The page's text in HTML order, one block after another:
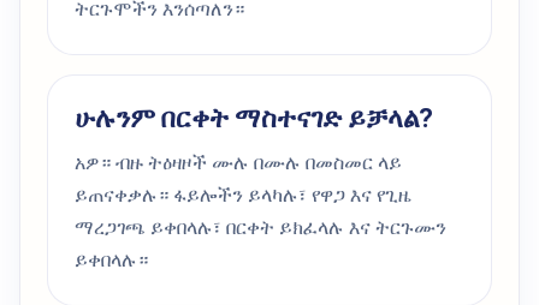
ትርጉሞችን እንሰጣለን።
ሁሉንም በርቀት ማስተናገድ ይቻላል?
አዎ። ብዙ ትዕዛዞች ሙሉ በሙሉ በመስመር ላይ
ይጠናቀቃሉ። ፋይሎችን ይላካሉ፣ የዋጋ እና የጊዜ
ማረጋገጫ ይቀበላሉ፣ በርቀት ይክፈላሉ እና ትርጉሙን
ይቀበላሉ።